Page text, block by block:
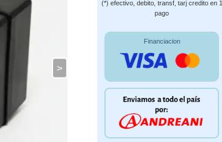
>
(*) efectivo, debito, transf, tarj credito en 1
pago
Financiacion